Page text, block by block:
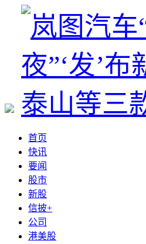
首页
快讯
要闻
股市
新股
信披+
公司
港美股